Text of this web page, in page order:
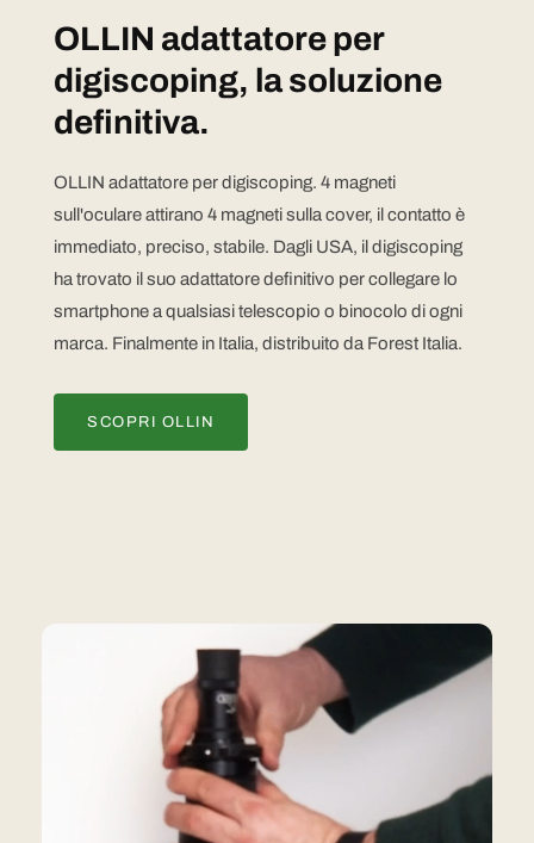
OLLIN adattatore per
digiscoping, la soluzione
definitiva.
OLLIN adattatore per digiscoping. 4 magneti
sull'oculare attirano 4 magneti sulla cover, il contatto è
immediato, preciso, stabile. Dagli USA, il digiscoping
ha trovato il suo adattatore definitivo per collegare lo
smartphone a qualsiasi telescopio o binocolo di ogni
marca. Finalmente in Italia, distribuito da Forest Italia.
SCOPRI OLLIN